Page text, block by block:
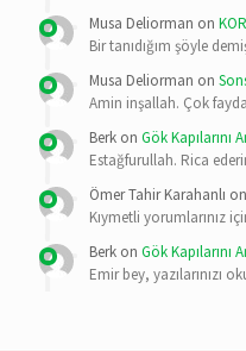
Musa Deliorman on
Bir tanıdığım şöyle
Musa Deliorman on
Amin inşallah. Çok
Berk on Gök Kapılarını
Estağfurullah. Rica
Ömer Tahir Karahanlı on
Kıymetli yorumlarınız
Berk on Gök Kapılarını
Emir bey, yazılarınızı